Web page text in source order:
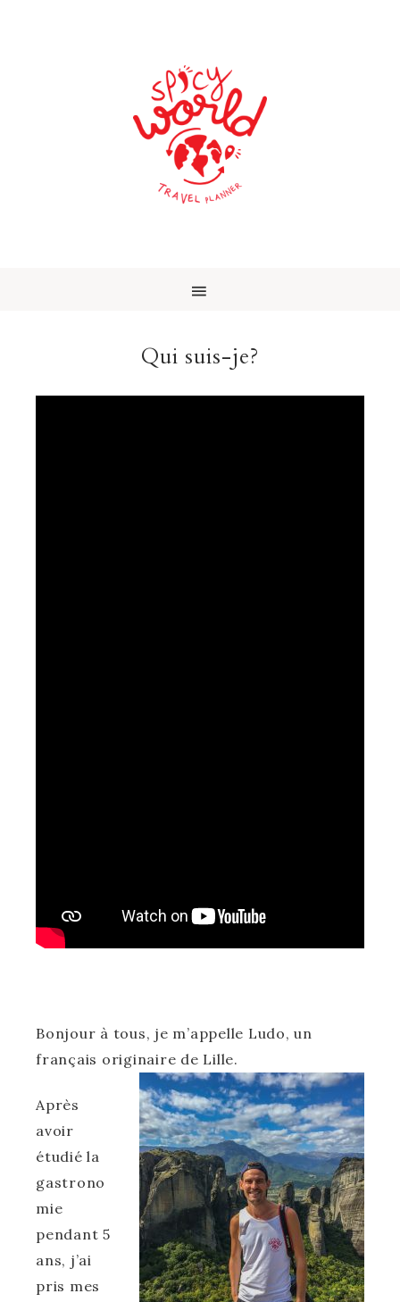
Qui suis-je?
Bonjour à tous, je m’appelle Ludo, un
français originaire de Lille.
Après
avoir
étudié la
gastrono
mie
pendant 5
ans, j’ai
pris mes